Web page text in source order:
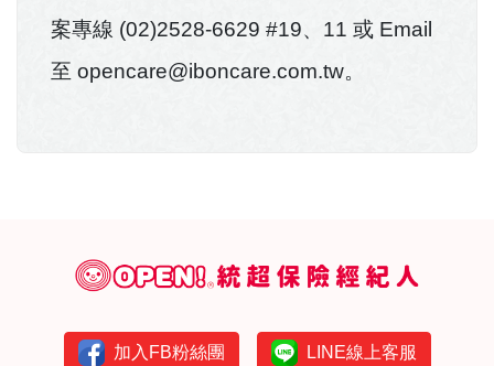
案專線 (02)2528-6629 #19、11 或 Email
至 opencare@iboncare.com.tw。
加入FB粉絲團 LINE線上客服